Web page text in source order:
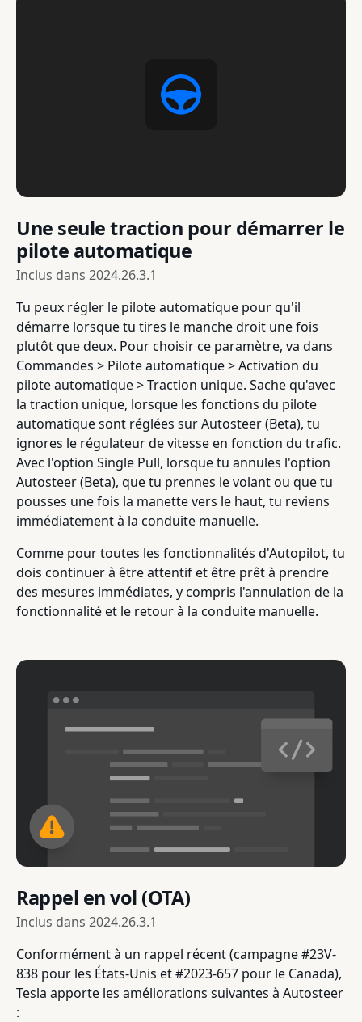
Une seule traction pour démarrer le
pilote automatique
Inclus dans 2024.26.3.1
Tu peux régler le pilote automatique pour qu'il
démarre lorsque tu tires le manche droit une fois
plutôt que deux. Pour choisir ce paramètre, va dans
Commandes > Pilote automatique > Activation du
pilote automatique > Traction unique. Sache qu'avec
la traction unique, lorsque les fonctions du pilote
automatique sont réglées sur Autosteer (Beta), tu
ignores le régulateur de vitesse en fonction du trafic.
Avec l'option Single Pull, lorsque tu annules l'option
Autosteer (Beta), que tu prennes le volant ou que tu
pousses une fois la manette vers le haut, tu reviens
immédiatement à la conduite manuelle.
Comme pour toutes les fonctionnalités d'Autopilot, tu
dois continuer à être attentif et être prêt à prendre
des mesures immédiates, y compris l'annulation de la
fonctionnalité et le retour à la conduite manuelle.
Rappel en vol (OTA)
Inclus dans 2024.26.3.1
Conformément à un rappel récent (campagne #23V-
838 pour les États-Unis et #2023-657 pour le Canada),
Tesla apporte les améliorations suivantes à Autosteer
: